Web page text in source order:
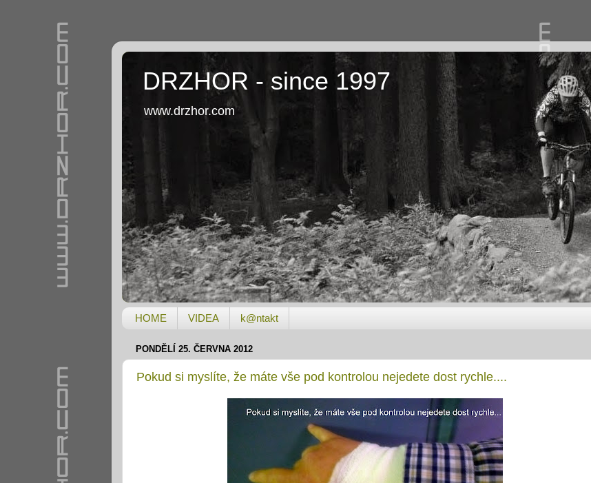
DRZHOR - since 1997
www.drzhor.com
HOME VIDEA k@ntakt
PONDĚLÍ 25. ČERVNA 2012
Pokud si myslíte, že máte vše pod kontrolou nejedete dost rychle....